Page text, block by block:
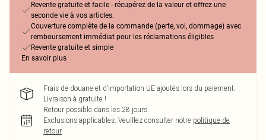
Revente gratuite et facile - récupérez de la valeur et offrez une
seconde vie à vos articles.
Couverture complète de la commande (perte, vol, dommage) avec
remboursement immédiat pour les réclamations éligibles
Revente gratuite et simple
En savoir plus
Frais de douane et d’importation UE ajoutés lors du paiement.
Livraison à gratuite !
Retour possible dans les 28 jours
Exclusions applicables. Veuillez consulter notre politique de
retour